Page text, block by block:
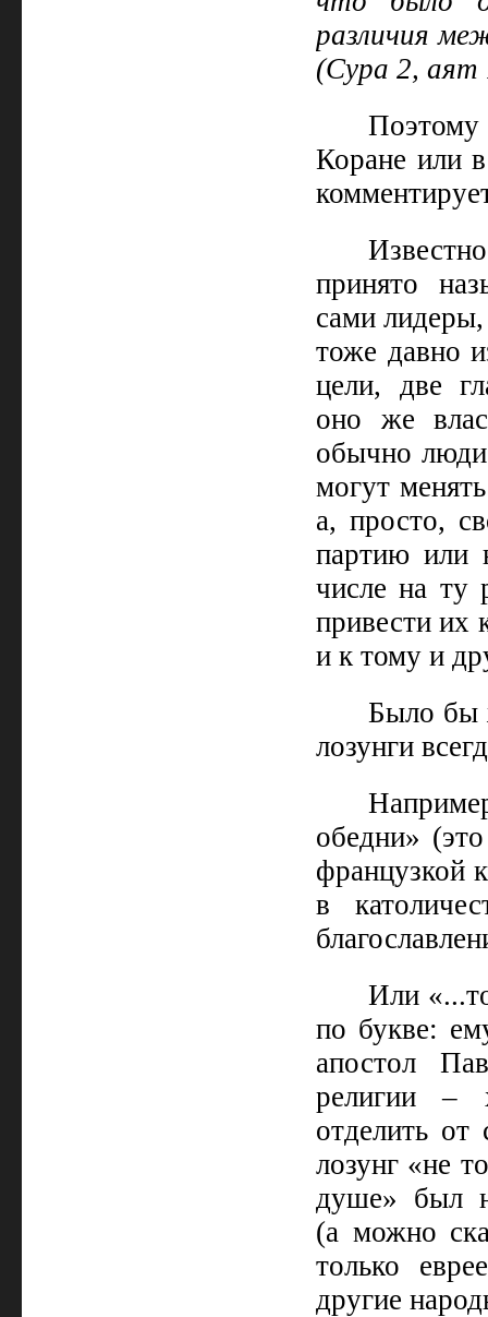
различия
(Сура 2, аят
Коране или
принято
сами
тоже давно
цели, две
оно же
обычно люди
могут
а, просто,
партию или
числе на ту
привести их
и к тому и
Было бы
лозунги
обедни»
французкой
в
Или
по букве:
апостол
религии –
отделить от
лозунг «не
душе» был
(а можно
только
другие